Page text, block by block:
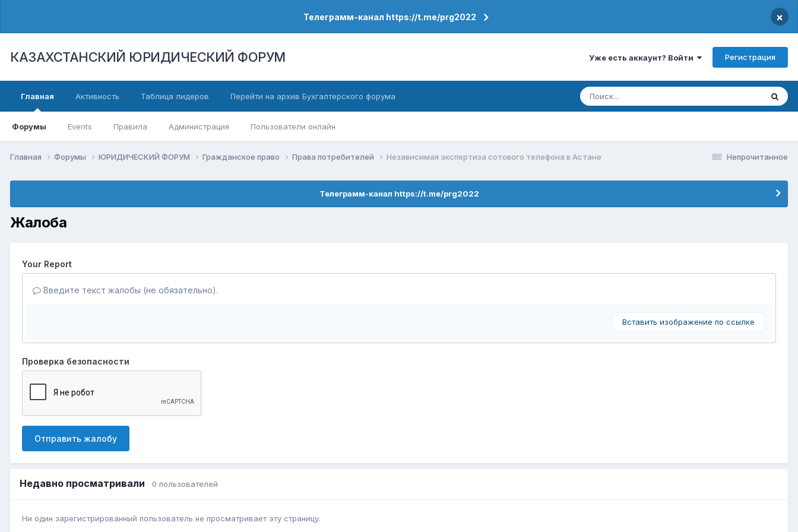
Телеграмм-канал https://t.me/prg2022 ×
КАЗАХСТАНСКИЙ ЮРИДИЧЕСКИЙ ФОРУМ Уже есть аккаунт? Войти Регистрация
Главная
Форумы Events Правила Администрация Пользователи онлайн
Активность Таблица лидеров Перейти на архив Бухгалтерского форума
Непрочитанное
Главная Форумы ЮРИДИЧЕСКИЙ ФОРУМ Гражданское право Права потребителей Независимая экспертиза сотового телефона в Астане
Телеграмм-канал https://t.me/prg2022
Жалоба
Your Report
Введите текст жалобы (не обязательно).
Вставить изображение по ссылке
Проверка безопасности
Отправить жалобу
Недавно просматривали 0 пользователей
Ни один зарегистрированный пользователь не просматривает эту страницу.